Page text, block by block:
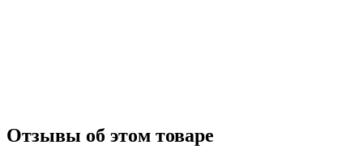
Отзывы об этом товаре